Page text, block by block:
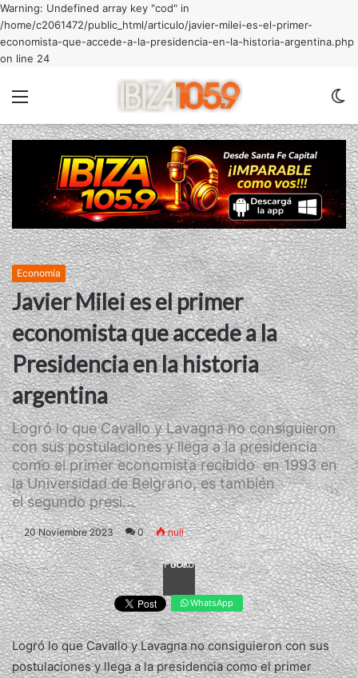
Warning: Undefined array key "cod" in
/home/c2061472/public_html/articulo/javier-milei-es-el-primer-
economista-que-accede-a-la-presidencia-en-la-historia-argentina.php
on line 24
Economía
Javier Milei es el primer
economista que accede a la
Presidencia en la historia
argentina
Logró lo que Cavallo y Lavagna no consiguieron
con sus postulaciones y llega a la presidencia
como el primer economista recibido en 1993 en
la Universidad de Belgrano, es también
el segundo presi...
20 Noviembre 2023 0 null
Facebook
WhatsApp
Logró lo que Cavallo y Lavagna no consiguieron con sus
postulaciones y llega a la presidencia como el primer